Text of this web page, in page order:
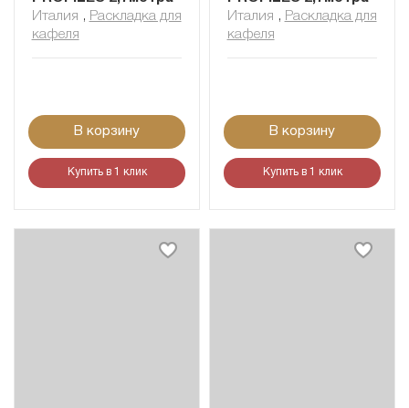
Италия , Раскладка для
кафеля
В корзину
Купить в 1 клик
Италия , Раскладка для
кафеля
В корзину
Купить в 1 клик